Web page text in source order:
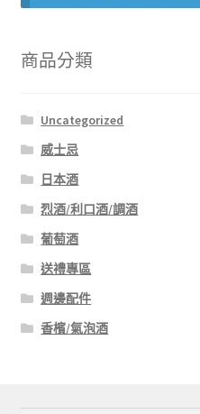
烈酒/利口酒/調酒
日本酒
商品分類
Uncategorized
威士忌
日本酒
烈酒/利口酒/調酒
葡萄酒
送禮專區
週邊配件
香檳/氣泡酒